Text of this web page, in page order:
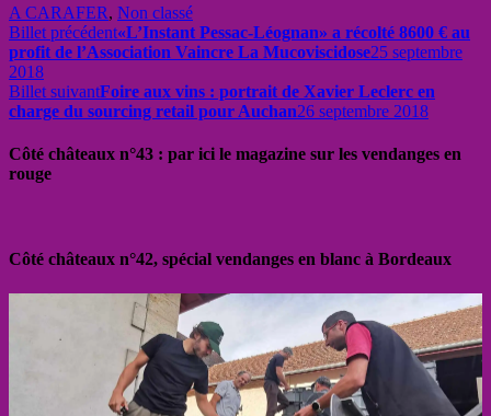
A CARAFER, Non classé
Billet précédent«L’Instant Pessac-Léognan» a récolté 8600 € au
profit de l’Association Vaincre La Mucoviscidose25 septembre
2018
Billet suivantFoire aux vins : portrait de Xavier Leclerc en
charge du sourcing retail pour Auchan26 septembre 2018
Côté châteaux n°43 : par ici le magazine sur les vendanges en
rouge
Côté châteaux n°42, spécial vendanges en blanc à Bordeaux